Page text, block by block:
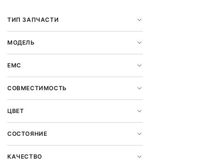
ТИП ЗАПЧАСТИ
МОДЕЛЬ
EMC
СОВМЕСТИМОСТЬ
ЦВЕТ
СОСТОЯНИЕ
КАЧЕСТВО